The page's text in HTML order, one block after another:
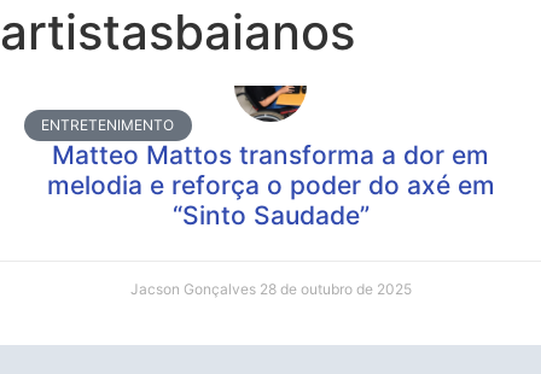
artistasbaianos
ENTRETENIMENTO
Matteo Mattos transforma a dor em
melodia e reforça o poder do axé em
“Sinto Saudade”
Jacson Gonçalves 28 de outubro de 2025